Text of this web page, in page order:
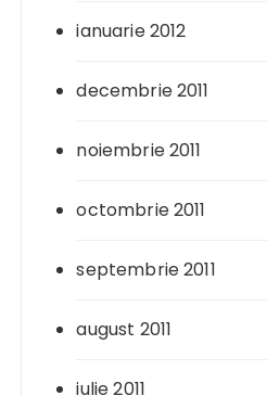
ianuarie 2012
decembrie 2011
noiembrie 2011
octombrie 2011
septembrie 2011
august 2011
iulie 2011